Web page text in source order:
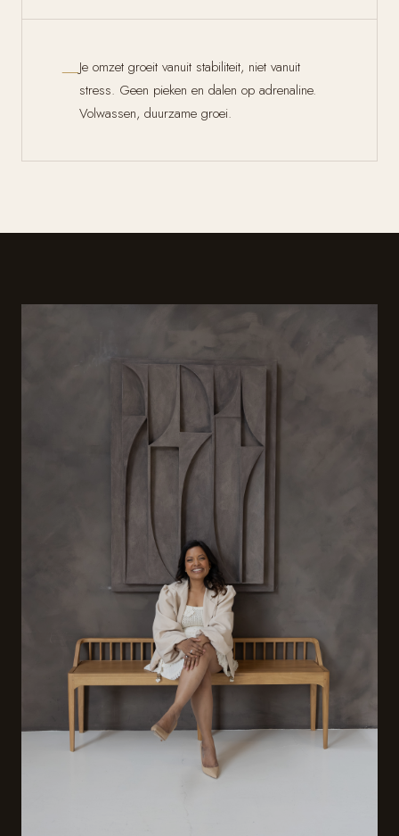
—Je omzet groeit vanuit stabiliteit, niet vanuit
stress. Geen pieken en dalen op adrenaline.
Volwassen, duurzame groei.